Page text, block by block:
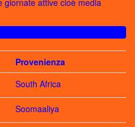
giornate attive cioè media
Provenienza
South Africa
Soomaaliya